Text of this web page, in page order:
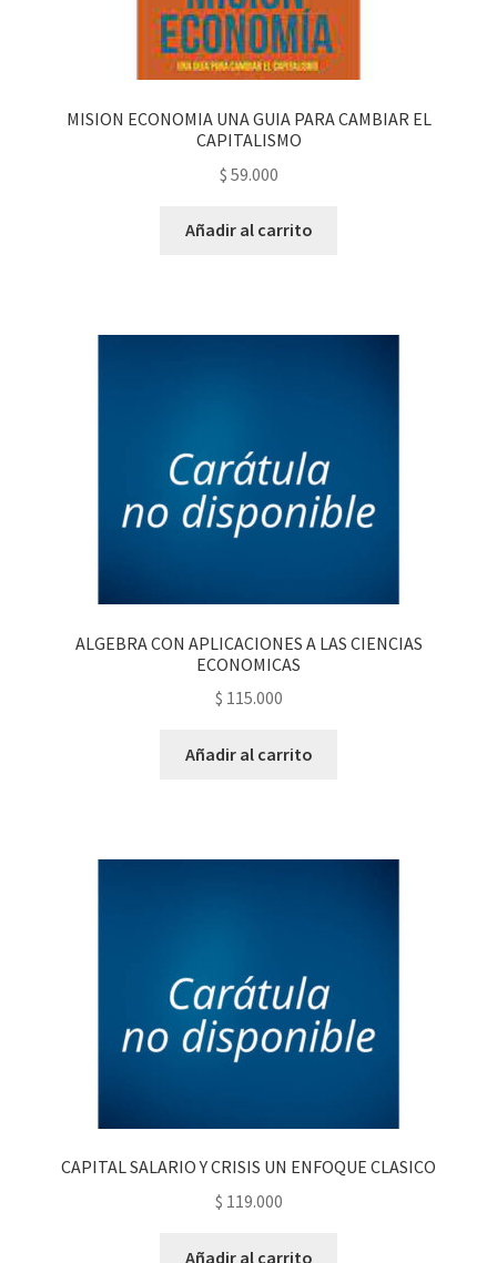
MISION ECONOMIA UNA GUIA PARA CAMBIAR EL
CAPITALISMO
$ 59.000
Añadir al carrito
ALGEBRA CON APLICACIONES A LAS CIENCIAS
ECONOMICAS
$ 115.000
Añadir al carrito
CAPITAL SALARIO Y CRISIS UN ENFOQUE CLASICO
$ 119.000
Añadir al carrito